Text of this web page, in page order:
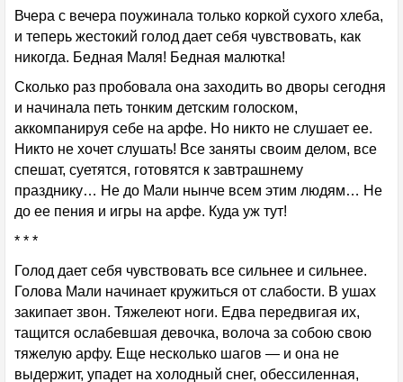
Вчера с вечера поужинала только коркой сухого хлеба,
и теперь жестокий голод дает себя чувствовать, как
никогда. Бедная Маля! Бедная малютка!
Сколько раз пробовала она заходить во дворы сегодня
и начинала петь тонким детским голоском,
аккомпанируя себе на арфе. Но никто не слушает ее.
Никто не хочет слушать! Все заняты своим делом, все
спешат, суетятся, готовятся к завтрашнему
празднику… Не до Мали нынче всем этим людям… Не
до ее пения и игры на арфе. Куда уж тут!
* * *
Голод дает себя чувствовать все сильнее и сильнее.
Голова Мали начинает кружиться от слабости. В ушах
закипает звон. Тяжелеют ноги. Едва передвигая их,
тащится ослабевшая девочка, волоча за собою свою
тяжелую арфу. Еще несколько шагов — и она не
выдержит, упадет на холодный снег, обессиленная,